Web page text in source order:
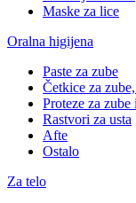
Maske za lice
Oralna higijena
Paste za zube
Četkice za
Proteze za
Rastvori za usta
Afte
Ostalo
Za telo